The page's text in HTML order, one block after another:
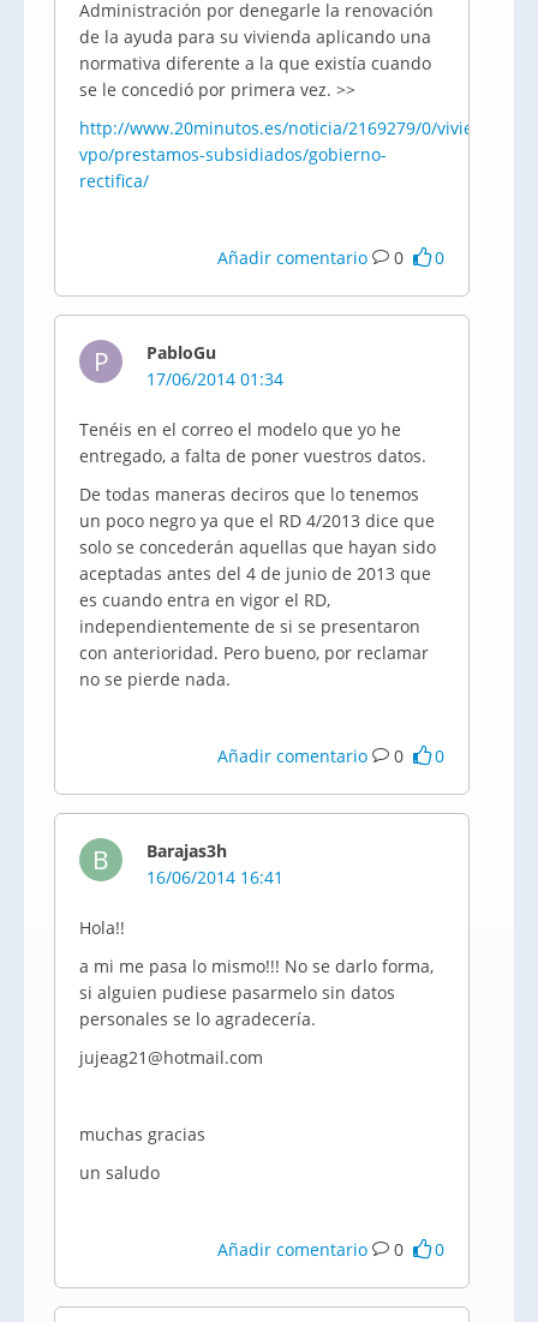
Administración por denegarle la renovación
de la ayuda para su vivienda aplicando una
normativa diferente a la que existía cuando
se le concedió por primera vez. >>
http://www.20minutos.es/noticia/2169279/0/viviendas-
vpo/prestamos-subsidiados/gobierno-
rectifica/
Añadir comentario 0 0
P
PabloGu
17/06/2014 01:34
Tenéis en el correo el modelo que yo he
entregado, a falta de poner vuestros datos.
De todas maneras deciros que lo tenemos
un poco negro ya que el RD 4/2013 dice que
solo se concederán aquellas que hayan sido
aceptadas antes del 4 de junio de 2013 que
es cuando entra en vigor el RD,
independientemente de si se presentaron
con anterioridad. Pero bueno, por reclamar
no se pierde nada.
Añadir comentario 0 0
B
Barajas3h
16/06/2014 16:41
Hola!!
a mi me pasa lo mismo!!! No se darlo forma,
si alguien pudiese pasarmelo sin datos
personales se lo agradecería.
jujeag21@hotmail.com
muchas gracias
un saludo
Añadir comentario 0 0